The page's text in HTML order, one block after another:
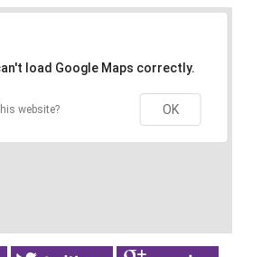
load Google Maps correctly.
website? OK